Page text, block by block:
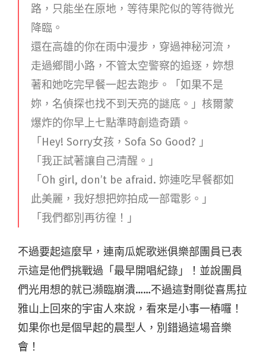
路，只能坐在原地，等待果陀似的等待微光
降臨。
還在高雄的你在雨中漫步，穿過神秘河流，
走過鄉間小路，不管太空警察的追逐，妳想
著和她吃完早餐一起去跑步。「如果不是
妳，名偵探也找不到天亮的謎底。」核爾蒙
爆炸的你早上七點準時創造奇蹟。
「Hey! Sorry女孩，Sofa So Good? 」
「我正試著讓自己清醒。」
「Oh girl, don’t be afraid. 妳連吃早餐都如
此美麗，我好想把妳拍成一部電影。」
「我們都別再彷徨！」
不過要起這麼早，連南瓜妮歌迷俱樂部團員已表
示這是他們挑戰過「最早開唱紀錄」！並說團員
們光用想的就已瀕臨崩潰……不過這對剛從喜馬拉
雅山上回來的宇宙人來說，看來是小事一樁囉！
如果你也是個早起的晨型人，別錯過這場音樂
會！